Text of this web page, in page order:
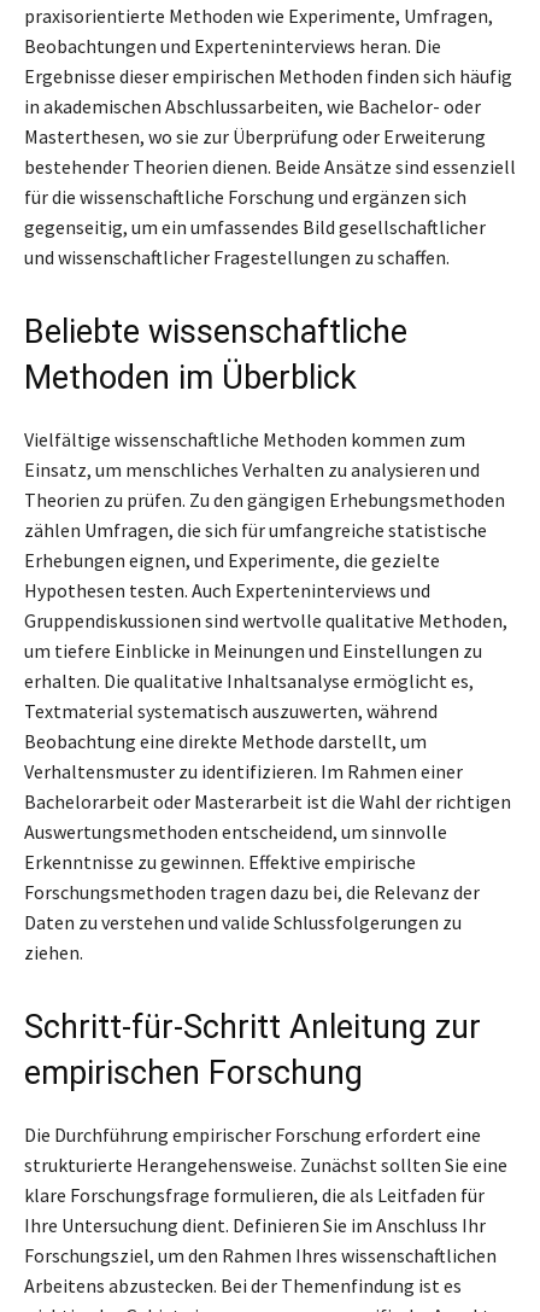
praxisorientierte Methoden wie Experimente, Umfragen,
Beobachtungen und Experteninterviews heran. Die
Ergebnisse dieser empirischen Methoden finden sich häufig
in akademischen Abschlussarbeiten, wie Bachelor- oder
Masterthesen, wo sie zur Überprüfung oder Erweiterung
bestehender Theorien dienen. Beide Ansätze sind essenziell
für die wissenschaftliche Forschung und ergänzen sich
gegenseitig, um ein umfassendes Bild gesellschaftlicher
und wissenschaftlicher Fragestellungen zu schaffen.
Beliebte wissenschaftliche
Methoden im Überblick
Vielfältige wissenschaftliche Methoden kommen zum
Einsatz, um menschliches Verhalten zu analysieren und
Theorien zu prüfen. Zu den gängigen Erhebungsmethoden
zählen Umfragen, die sich für umfangreiche statistische
Erhebungen eignen, und Experimente, die gezielte
Hypothesen testen. Auch Experteninterviews und
Gruppendiskussionen sind wertvolle qualitative Methoden,
um tiefere Einblicke in Meinungen und Einstellungen zu
erhalten. Die qualitative Inhaltsanalyse ermöglicht es,
Textmaterial systematisch auszuwerten, während
Beobachtung eine direkte Methode darstellt, um
Verhaltensmuster zu identifizieren. Im Rahmen einer
Bachelorarbeit oder Masterarbeit ist die Wahl der richtigen
Auswertungsmethoden entscheidend, um sinnvolle
Erkenntnisse zu gewinnen. Effektive empirische
Forschungsmethoden tragen dazu bei, die Relevanz der
Daten zu verstehen und valide Schlussfolgerungen zu
ziehen.
Schritt-für-Schritt Anleitung zur
empirischen Forschung
Die Durchführung empirischer Forschung erfordert eine
strukturierte Herangehensweise. Zunächst sollten Sie eine
klare Forschungsfrage formulieren, die als Leitfaden für
Ihre Untersuchung dient. Definieren Sie im Anschluss Ihr
Forschungsziel, um den Rahmen Ihres wissenschaftlichen
Arbeitens abzustecken. Bei der Themenfindung ist es